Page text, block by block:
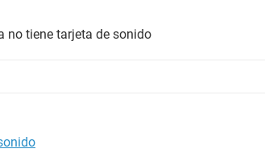
no tiene tarjeta de sonido